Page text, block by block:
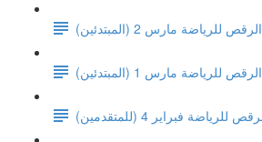
الرقص للرياضة مارس 2 (المبتدئين)
الرقص للرياضة مارس 1 (المبتدئين)